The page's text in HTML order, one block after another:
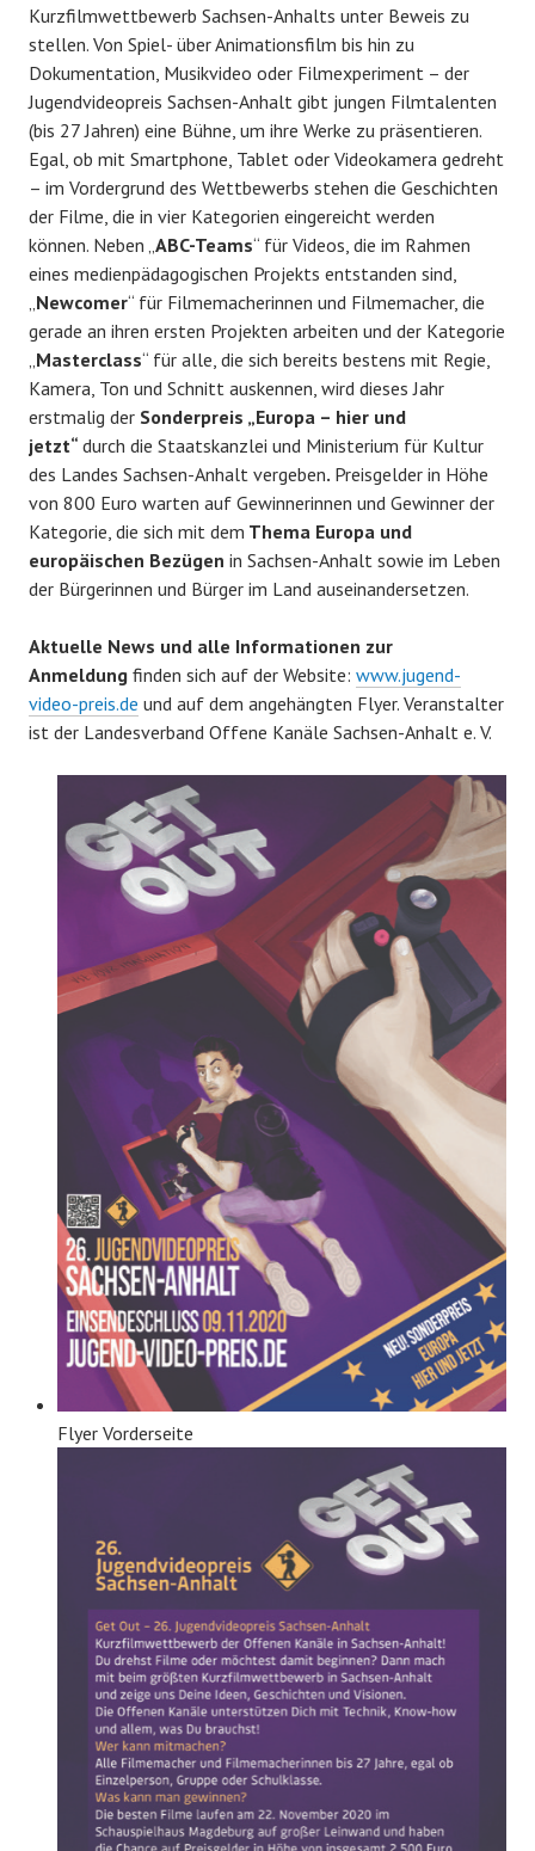
Kurzfilmwettbewerb Sachsen-Anhalts unter Beweis zu
stellen. Von Spiel- über Animationsfilm bis hin zu
Dokumentation, Musikvideo oder Filmexperiment – der
Jugendvideopreis Sachsen-Anhalt gibt jungen Filmtalenten
(bis 27 Jahren) eine Bühne, um ihre Werke zu präsentieren.
Egal, ob mit Smartphone, Tablet oder Videokamera gedreht
– im Vordergrund des Wettbewerbs stehen die Geschichten
der Filme, die in vier Kategorien eingereicht werden
können. Neben „ ABC-Teams“ für Videos, die im Rahmen
eines medienpädagogischen Projekts entstanden sind,
Newcomer“ für Filmemacherinnen und Filmemacher, die
gerade an ihren ersten Projekten arbeiten und der Kategorie
Masterclass“ für alle, die sich bereits bestens mit Regie,
Kamera, Ton und Schnitt auskennen, wird dieses Jahr
erstmalig der Sonderpreis „Europa – hier und
jetzt“ durch die Staatskanzlei und Ministerium für Kultur
des Landes Sachsen-Anhalt vergeben. Preisgelder in Höhe
von 800 Euro warten auf Gewinnerinnen und Gewinner der
Kategorie, die sich mit dem Thema Europa und
europäischen Bezügen in Sachsen-Anhalt sowie im Leben
der Bürgerinnen und Bürger im Land auseinandersetzen.
Aktuelle News und alle Informationen zur
Anmeldung finden sich auf der Website: www.jugend-
video-preis.de und auf dem angehängten Flyer. Veranstalter
ist der Landesverband Offene Kanäle Sachsen-Anhalt e. V.
Flyer Vorderseite